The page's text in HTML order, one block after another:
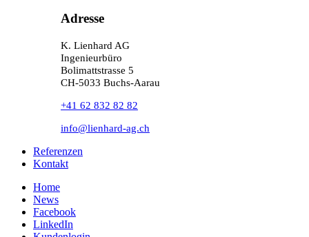
Adresse
K. Lienhard AG
Ingenieurbüro
Bolimattstrasse 5
CH-5033 Buchs-Aarau
+41 62 832 82 82
info@lienhard-ag.ch
Referenzen
Kontakt
Home
News
Facebook
LinkedIn